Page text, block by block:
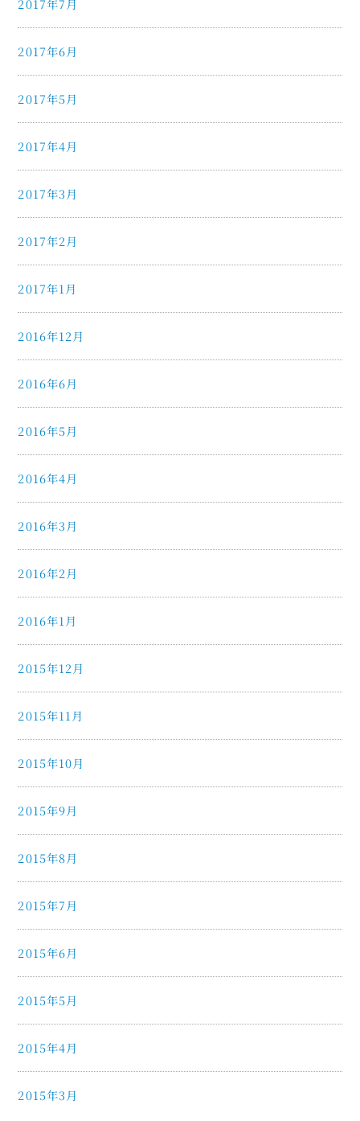
2017年7月
2017年6月
2017年5月
2017年4月
2017年3月
2017年2月
2017年1月
2016年12月
2016年6月
2016年5月
2016年4月
2016年3月
2016年2月
2016年1月
2015年12月
2015年11月
2015年10月
2015年9月
2015年8月
2015年7月
2015年6月
2015年5月
2015年4月
2015年3月